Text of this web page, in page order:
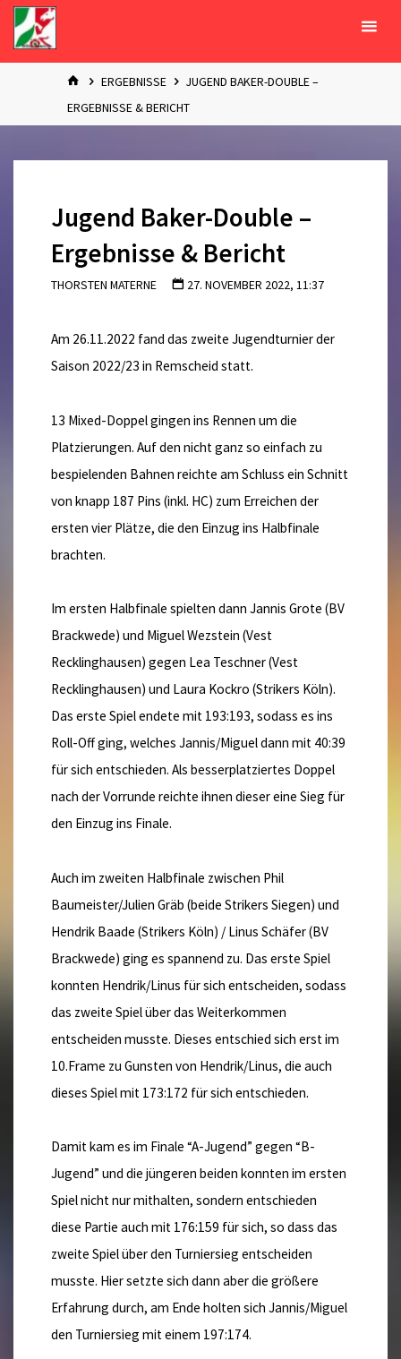
Zum
Inhalt
springen
STARTERGEBNISSE
JUGEND BAKER-DOUBLE –
ERGEBNISSE & BERICHT
Jugend Baker-Double –
Ergebnisse & Bericht
THORSTEN MATERNE 27. NOVEMBER 2022, 11:37
Am 26.11.2022 fand das zweite Jugendturnier der
Saison 2022/23 in Remscheid statt.
13 Mixed-Doppel gingen ins Rennen um die
Platzierungen. Auf den nicht ganz so einfach zu
bespielenden Bahnen reichte am Schluss ein Schnitt
von knapp 187 Pins (inkl. HC) zum Erreichen der
ersten vier Plätze, die den Einzug ins Halbfinale
brachten.
Im ersten Halbfinale spielten dann Jannis Grote (BV
Brackwede) und Miguel Wezstein (Vest
Recklinghausen) gegen Lea Teschner (Vest
Recklinghausen) und Laura Kockro (Strikers Köln).
Das erste Spiel endete mit 193:193, sodass es ins
Roll-Off ging, welches Jannis/Miguel dann mit 40:39
für sich entschieden. Als besserplatziertes Doppel
nach der Vorrunde reichte ihnen dieser eine Sieg für
den Einzug ins Finale.
Auch im zweiten Halbfinale zwischen Phil
Baumeister/Julien Gräb (beide Strikers Siegen) und
Hendrik Baade (Strikers Köln) / Linus Schäfer (BV
Brackwede) ging es spannend zu. Das erste Spiel
konnten Hendrik/Linus für sich entscheiden, sodass
das zweite Spiel über das Weiterkommen
entscheiden musste. Dieses entschied sich erst im
10.Frame zu Gunsten von Hendrik/Linus, die auch
dieses Spiel mit 173:172 für sich entschieden.
Damit kam es im Finale “A-Jugend” gegen “B-
Jugend” und die jüngeren beiden konnten im ersten
Spiel nicht nur mithalten, sondern entschieden
diese Partie auch mit 176:159 für sich, so dass das
zweite Spiel über den Turniersieg entscheiden
musste. Hier setzte sich dann aber die größere
Erfahrung durch, am Ende holten sich Jannis/Miguel
den Turniersieg mit einem 197:174.